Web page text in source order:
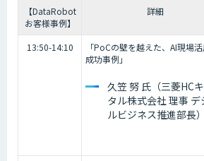
【DataRobot
お客様事例】
詳細
13:50-14:10
「PoCの壁を越えた、AI現場
成功事例」
久笠 努 氏（三菱HC
タル株式会社 理事 デ
ルビジネス推進部長）